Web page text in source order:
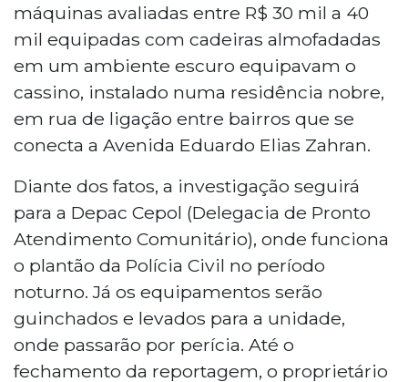
máquinas avaliadas entre R$ 30 mil a 40
mil equipadas com cadeiras almofadadas
em um ambiente escuro equipavam o
cassino, instalado numa residência nobre,
em rua de ligação entre bairros que se
conecta a Avenida Eduardo Elias Zahran.
Diante dos fatos, a investigação seguirá
para a Depac Cepol (Delegacia de Pronto
Atendimento Comunitário), onde funciona
o plantão da Polícia Civil no período
noturno. Já os equipamentos serão
guinchados e levados para a unidade,
onde passarão por perícia. Até o
fechamento da reportagem, o proprietário